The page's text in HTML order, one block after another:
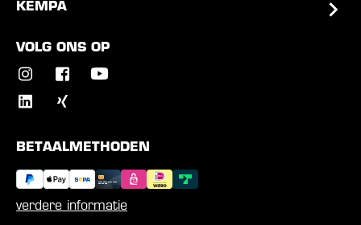
KEMPA
VOLG ONS OP
BETAALMETHODEN
verdere informatie